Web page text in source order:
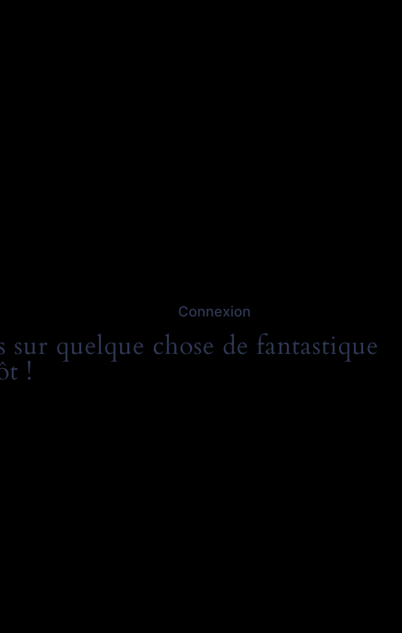
Connexion
quelque chose de fantastique
!